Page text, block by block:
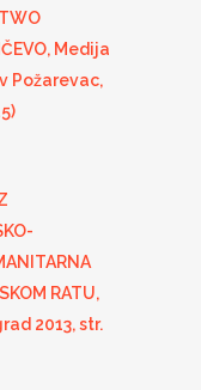
Medija
Požarevac,
RATU,
2013, str.